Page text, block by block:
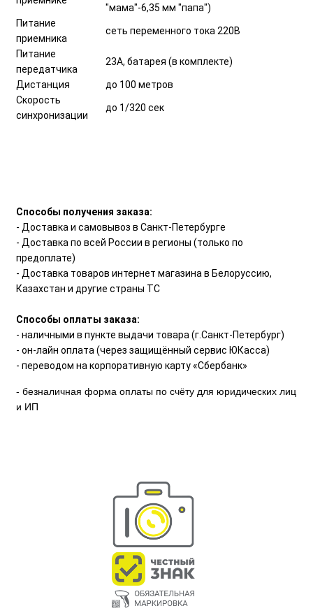
"мама"-6,35 мм "папа")
Питание
приемника
сеть переменного тока 220В
Питание
передатчика
23A, батарея (в комплекте)
Дистанция
до 100 метров
Скорость
синхронизации
до 1/320 сек
Способы получения заказа:
- Доставка и самовывоз в Санкт-Петербурге
- Доставка по всей России в регионы (только по
предоплате)
- Доставка товаров интернет магазина в Белоруссию,
Казахстан и другие страны ТС
Способы оплаты заказа:
- наличными в пункте выдачи товара (г.Санкт-Петербург)
- он-лайн оплата (через защищённый сервис ЮКасса)
- переводом на корпоративную карту «Сбербанк»
- безналичная форма оплаты по счёту для юридических лиц
и ИП